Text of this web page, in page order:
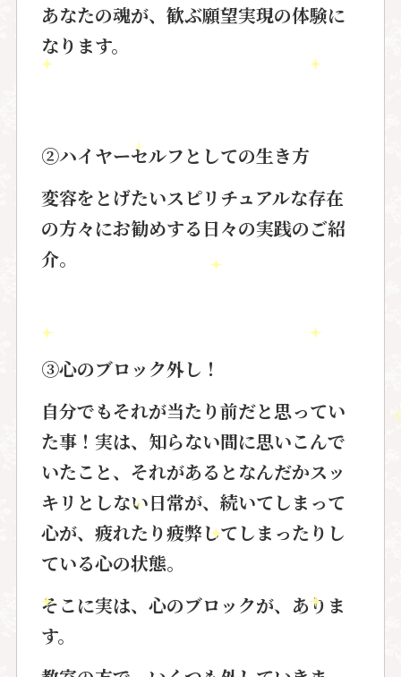
あなたの魂が、歓ぶ願望実現の体験に
なります。
②ハイヤーセルフとしての生き方
変容をとげたいスピリチュアルな存在
の方々にお勧めする日々の実践のご紹
介。
③心のブロック外し！
自分でもそれが当たり前だと思ってい
た事！実は、知らない間に思いこんで
いたこと、それがあるとなんだかスッ
キリとしない日常が、続いてしまって
心が、疲れたり疲弊してしまったりし
ている心の状態。
そこに実は、心のブロックが、ありま
す。